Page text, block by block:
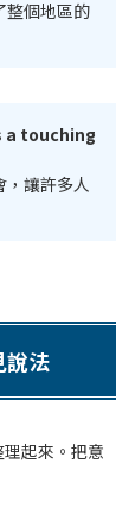
整個地區的
a touching
，讓許多人
說法
起來。把意